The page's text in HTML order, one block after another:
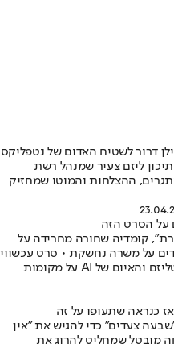
דרור לשטיח האדום של נטפליקס
ליזם צעיר שמנהל רשת
ההצלחות והמוטו שמחזיק
על הסרט הזה
קומדיה שחורה מחרידה על
על משרה נחשקת • סרט עכשווי
ומטלטל על הצדדים האפלים של הקפיטליזם והאיום של AI על מקומות
כנראה שתעופו על זה
צעדים" כדי להגיש את "אין
מובטל שמחליט להרוג את